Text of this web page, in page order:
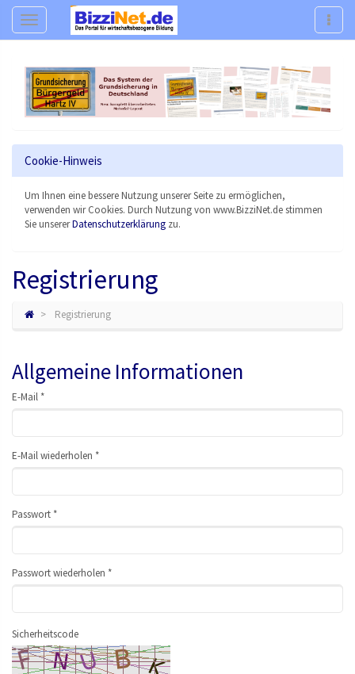
Navigation
Cookie-Hinweis
Um Ihnen eine bessere Nutzung unserer Seite zu ermöglichen,
verwenden wir Cookies. Durch Nutzung von www.BizziNet.de stimmen
Sie unsererDatenschutzerklärung zu.
Registrierung
Registrierung
Allgemeine Informationen
E-Mail *
E-Mail wiederholen *
Passwort *
Passwort wiederholen *
Sicherheitscode